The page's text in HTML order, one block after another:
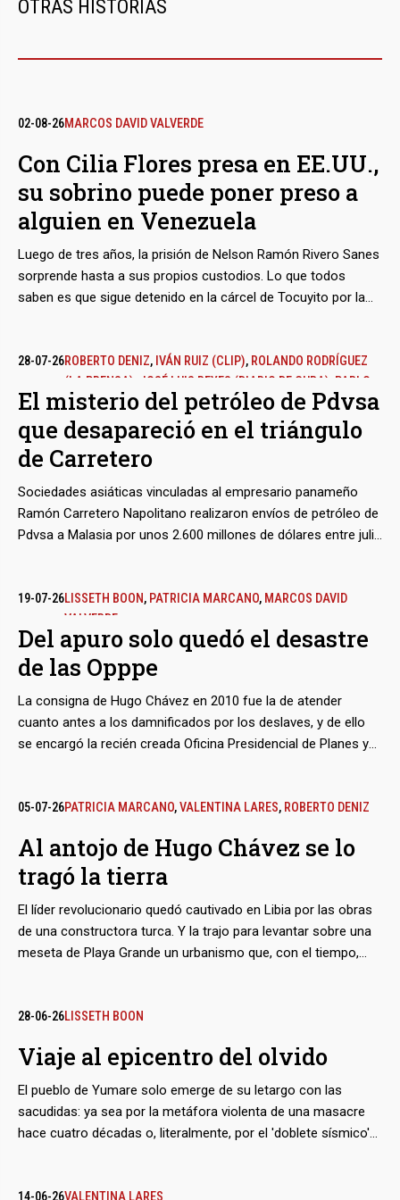
OTRAS HISTORIAS
02-08-26MARCOS DAVID VALVERDE
Con Cilia Flores presa en EE.UU.,
su sobrino puede poner preso a
alguien en Venezuela
Luego de tres años, la prisión de Nelson Ramón Rivero Sanes
sorprende hasta a sus propios custodios. Lo que todos
saben es que sigue detenido en la cárcel de Tocuyito por la
Carabobo, sobrino de la otrora ‘Primera Combatiente’ y
hermano de uno de los ‘narcosobrinos’. Unos indicios débiles
y hasta caprichosos bastaron para armarle un caso judicial,
cuyos efectos siguen vigentes, a pesar de la caída del
madurismo y los cambios políticos del interinato.
28-07-26ROBERTO DENIZ, IVÁN RUIZ (CLIP), ROLANDO RODRÍGUEZ
(LA PRENSA)
JOSÉ LUIS REYES (DIARIO DE CUBA) PABLO
DÍAZ ESPÍ (DIARIO DE CUBA),ANNARELLA GRIMAL (DIARIO
DE CUBA),MIRTA FERNÁNDEZ LAFFITTE (DIARIO DE CUBA)
TRANSPARENCIA VENEZUELA EN EL EXILIO
El misterio del petróleo de Pdvsa
que desapareció en el triángulo
de Carretero
Sociedades asiáticas vinculadas al empresario panameño
Ramón Carretero Napolitano realizaron envíos de petróleo de
Pdvsa a Malasia por unos 2.600 millones de dólares entre julio
a Cuba, en medio de la crisis energética que durante ese
verano empezó a azotar a la isla. Pero sus destinos reales no
figuran en ningún registro marítimo internacional y terminaron
siendo inciertos.
19-07-26LISSETH BOON, PATRICIA MARCANO, MARCOS DAVID
VALVERDE
Del apuro solo quedó el desastre
de las Opppe
La consigna de Hugo Chávez en 2010 fue la de atender
cuanto antes a los damnificados por los deslaves, y de ello
se encargó la recién creada Oficina Presidencial de Planes y
recurriendo a la asignación de contratos a dedo y a una
perentorios. El resultado después del reciente doblete
sísmico: 16 de sus torres colapsaron, y otras 27 quedaron
listas para la demolición.
05-07-26PATRICIA MARCANO,VALENTINA LARES, ROBERTO DENIZ
Al antojo de Hugo Chávez se lo
tragó la tierra
El líder revolucionario quedó cautivado en Libia por las obras
de una constructora turca. Y la trajo para levantar sobre una
meseta de Playa Grande un urbanismo que, con el tiempo,
cedieron de una manera peculiar: hundidos en el suelo,
sumada a las características de las estructuras y del terreno,
asoman como los factores detrás del fenómeno.
28-06-26LISSETH BOON
Viaje al epicentro del olvido
El pueblo de Yumare solo emerge de su letargo con las
sacudidas: ya sea por la metáfora violenta de una masacre
hace cuatro décadas o, literalmente, por el 'doblete sísmico'
14-06-26VALENTINA LARES